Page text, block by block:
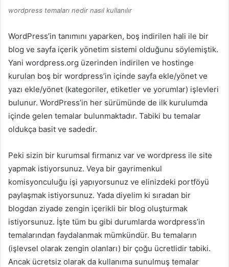
wordpress temaları nedir nasıl kullanılır
WordPress’in tanımını yaparken, boş indirilen hali ile bir
blog ve sayfa içerik yönetim sistemi olduğunu söylemiştik.
Yani wordpress.org üzerinden indirilen ve hostinge
kurulan boş bir wordpress’in içinde sayfa ekle/yönet ve
yazı ekle/yönet (kategoriler, etiketler ve yorumlar) işlevleri
bulunur. WordPress’in her sürümünde de ilk kurulumda
içinde gelen temalar bulunmaktadır. Tabiki bu temalar
oldukça basit ve sadedir.
Peki sizin bir kurumsal firmanız var ve wordpress ile site
yapmak istiyorsunuz. Veya bir gayrimenkul
komisyonculuğu işi yapıyorsunuz ve elinizdeki portföyü
paylaşmak istiyorsunuz. Yada diyelim ki sıradan bir
blogdan ziyade zengin içerikli bir blog oluşturmak
istiyorsunuz. İşte tüm bu gibi durumlarda wordpress’in
temalarından faydalanmak mümkündür. Bu temaların
(işlevsel olarak zengin olanları) bir çoğu ücretlidir tabiki.
Ancak ücretsiz olarak da kullanıma sunulmuş temalar